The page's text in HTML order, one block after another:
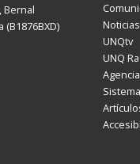
Bernal
Noticias
UNQtv
UNQ